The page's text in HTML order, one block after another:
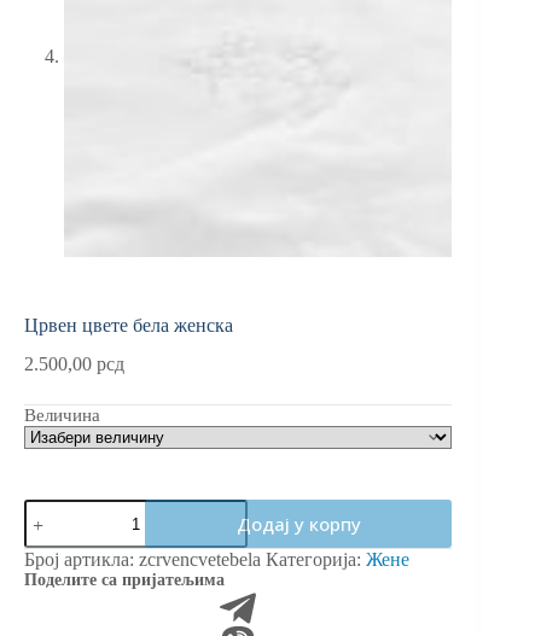
Црвен цвете бела женска
2.500,00 рсд
Величина
Црвен
цвете
бела
женска
количина
Додај у корпу
Број артикла: zcrvencvetebela Категорија: Жене
Поделите са пријатељима